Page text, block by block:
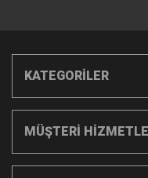
KATEGORİLER
MÜŞTERİ